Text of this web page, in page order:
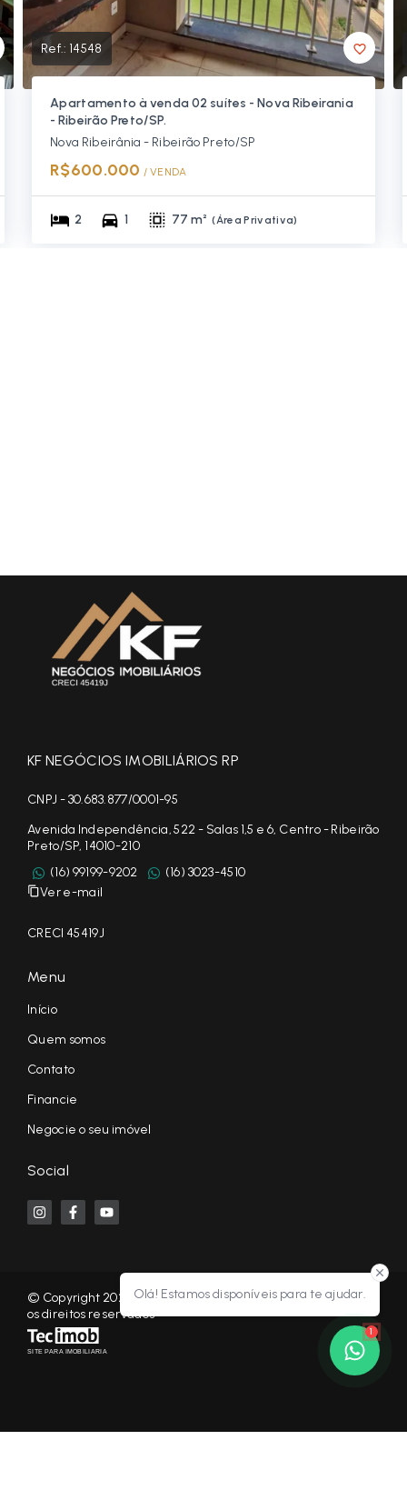
Ref.: 14548
Apartamento à venda 02 suítes - Nova Ribeirania
- Ribeirão Preto/SP.
Nova Ribeirânia - Ribeirão Preto/SP
R$600.000 / VENDA
2 1 77 m² (Área Privativa)
Olá! Estamos disponíveis para te ajudar.
1
KF NEGÓCIOS IMOBILIÁRIOS RP
CNPJ - 30.683.877/0001-95
Avenida Independência, 522 - Salas 1,5 e 6, Centro - Ribeirão
Preto/SP, 14010-210
(16) 99199-9202
(16) 3023-4510
Ver e-mail
CRECI 45419J
Menu
Início
Quem somos
Contato
Financie
Negocie o seu imóvel
Social
© Copyright 2026 - KF NEGÓCIOS IMOBILIÁRIOS RP - Todos
os direitos reservados
SITE PARA IMOBILIARIA